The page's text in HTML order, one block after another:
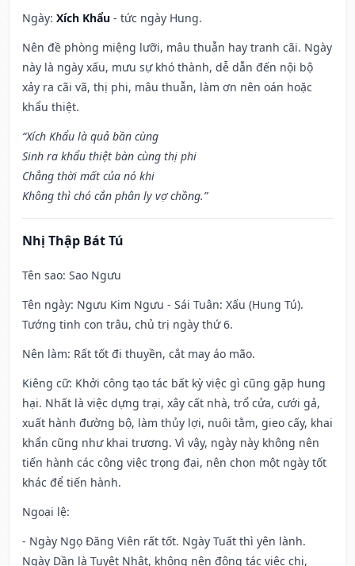
Ngày: Xích Khẩu - tức ngày Hung.
Nên đề phòng miệng lưỡi, mâu thuẫn hay tranh cãi. Ngày
này là ngày xấu, mưu sự khó thành, dễ dẫn đến nội bộ
xảy ra cãi vã, thị phi, mâu thuẫn, làm ơn nên oán hoặc
khẩu thiệt.
“Xích Khẩu là quả bần cùng
Sinh ra khẩu thiệt bàn cùng thị phi
Chẳng thời mất của nó khi
Không thì chó cắn phân ly vợ chồng.”
Nhị Thập Bát Tú
Tên sao: Sao Ngưu
Tên ngày: Ngưu Kim Ngưu - Sái Tuân: Xấu (Hung Tú).
Tướng tinh con trâu, chủ trị ngày thứ 6.
Nên làm: Rất tốt đi thuyền, cắt may áo mão.
Kiêng cữ: Khởi công tạo tác bất kỳ việc gì cũng gặp hung
hại. Nhất là việc dựng trại, xây cất nhà, trổ cửa, cưới gả,
xuất hành đường bộ, làm thủy lợi, nuôi tằm, gieo cấy, khai
khẩn cũng như khai trương. Vì vậy, ngày này không nên
tiến hành các công việc trọng đại, nên chọn một ngày tốt
khác để tiến hành.
Ngoại lệ:
- Ngày Ngọ Đăng Viên rất tốt. Ngày Tuất thì yên lành.
Ngày Dần là Tuyệt Nhật, không nên động tác việc chi,